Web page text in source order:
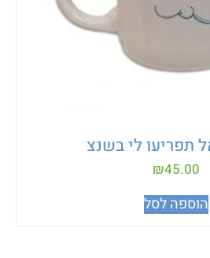
תפריעו לי בשנצ
₪45.00
הוספה לסל